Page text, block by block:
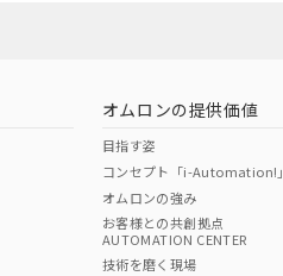
オムロンの提供価値
目指す姿
コンセプト「i-Automation!」
オムロンの強み
お客様との共創拠点
AUTOMATION CENTER
技術を磨く現場